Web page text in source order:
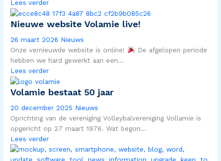
Lees verder
Nieuwe website Volamie live!
26 maart 2026 Nieuws
Onze vernieuwde website is online!
De afgelopen periode
hebben we hard gewerkt aan een...
Lees verder
Volamie bestaat 50 jaar
20 december 2025 Nieuws
Oprichting van de vereniging Volleybalvereniging Vollamie is
opgericht op 27 maart 1976. Wat begon...
Lees verder